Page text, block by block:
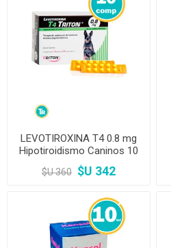
LEVOTIROXINA T4 0.8 mg
Hipotiroidismo Caninos 10
Comprimidos
$U 360 $U 342